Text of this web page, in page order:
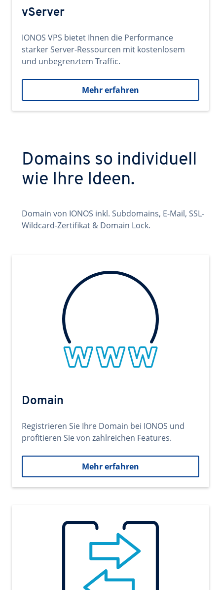
vServer
IONOS VPS bietet Ihnen die Performance
starker Server-Ressourcen mit kostenlosem
und unbegrenztem Traffic.
Mehr erfahren
Domains so individuell
wie Ihre Ideen.
Domain von IONOS inkl. Subdomains, E-Mail, SSL-
Wildcard-Zertifikat & Domain Lock.
Domain
Registrieren Sie Ihre Domain bei IONOS und
profitieren Sie von zahlreichen Features.
Mehr erfahren